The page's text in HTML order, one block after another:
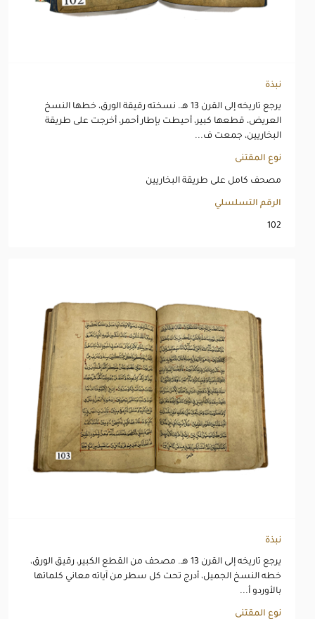
نبذة
يرجع تاريخه إلى القرن 13 هـ. نسخته رقيقة الورق، خطها النسخ
العريض، قطعها كبير، أحيطت بإطار أحمر، أخرجت على طريقة
البخاريين، جمعت ف...
نوع المقتنى
مصحف كامل على طريقة البخاريين
الرقم التسلسلي
102
نبذة
يرجع تاريخه إلى القرن 13 هـ. مصحف من القطع الكبير، رقيق الورق،
خطه النسخ الجميل، أدرج تحت كل سطر من آياته معاني كلماتها
بالأوردو أ...
نوع المقتنى